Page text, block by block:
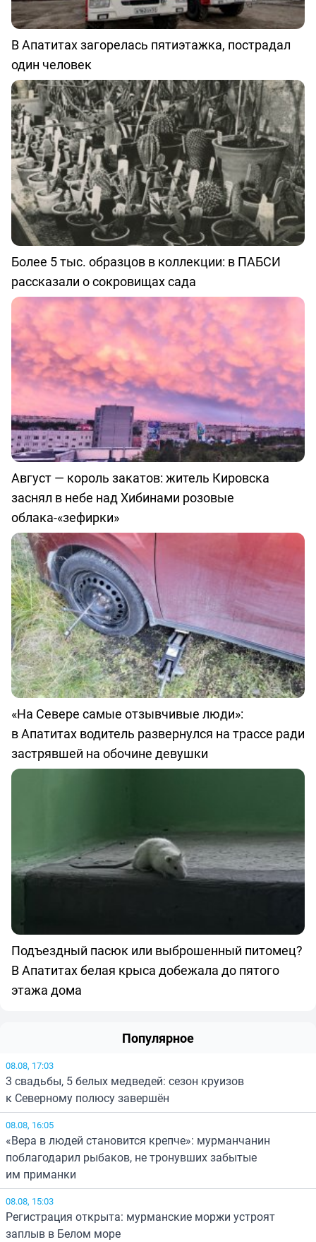
В Апатитах загорелась пятиэтажка, пострадал
один человек
Более 5 тыс. образцов в коллекции: в ПАБСИ
рассказали о сокровищах сада
Август — король закатов: житель Кировска
заснял в небе над Хибинами розовые
облака-«зефирки»
«На Севере самые отзывчивые люди»:
в Апатитах водитель развернулся на трассе ради
застрявшей на обочине девушки
Подъездный пасюк или выброшенный питомец?
В Апатитах белая крыса добежала до пятого
этажа дома
Популярное
08.08, 17:03
3 свадьбы, 5 белых медведей: сезон круизов
к Северному полюсу завершён
08.08, 16:05
«Вера в людей становится крепче»: мурманчанин
поблагодарил рыбаков, не тронувших забытые
им приманки
08.08, 15:03
Регистрация открыта: мурманские моржи устроят
заплыв в Белом море